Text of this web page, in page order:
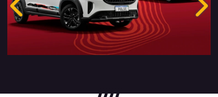
Anterior